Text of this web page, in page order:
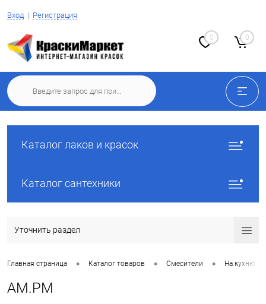
Вход Регистрация
0 0
Каталог лаков и красок
Каталог сантехники
Уточнить раздел
Главная страница • Каталог товаров • Смесители • На кухню
AM.PM